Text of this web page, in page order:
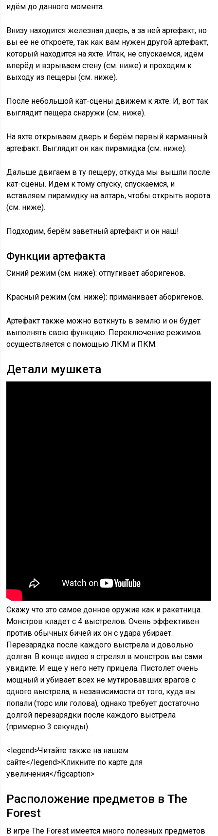
идём до данного момента.
Внизу находится железная дверь, а за ней артефакт, но
вы её не откроете, так как вам нужен другой артефакт,
который находится на яхте. Итак, не спускаемся, идём
вперёд и взрываем стену (см. ниже) и проходим к
выходу из пещеры (см. ниже).
После небольшой кат-сцены движем к яхте. И, вот так
выглядит пещера снаружи (см. ниже).
На яхте открываем дверь и берём первый карманный
артефакт. Выглядит он как пирамидка (см. ниже).
Дальше двигаем в ту пещеру, откуда мы вышли после
кат-сцены. Идём к тому спуску, спускаемся, и
вставляем пирамидку на алтарь, чтобы открыть ворота
(см. ниже).
Подходим, берём заветный артефакт и он наш!
Функции артефакта
Синий режим (см. ниже): отпугивает аборигенов.
Красный режим (см. ниже): приманивает аборигенов.
Артефакт также можно воткнуть в землю и он будет
выполнять свою функцию. Переключение режимов
осуществляется с помощью ЛКМ и ПКМ.
Детали мушкета
Скажу что это самое донное оружие как и ракетница.
Монстров кладет с 4 выстрелов. Очень эффективен
против обычных бичей их он с удара убирает.
Перезарядка после каждого выстрела и довольно
долгая. В конце видео я стрелял в монстров вы сами
увидите. И еще у него нету прицела. Пистолет очень
мощный и убивает всех не мутировавших врагов с
одного выстрела, в независимости от того, куда вы
попали (торс или голова), однако требует достаточно
долгой перезарядки после каждого выстрела
(примерно 3 секунды).
<legend>Читайте также на нашем
сайте</legend>Кликните по карте для
увеличения</figcaption>
Расположение предметов в The
Forest
В игре The Forest имеется много полезных предметов